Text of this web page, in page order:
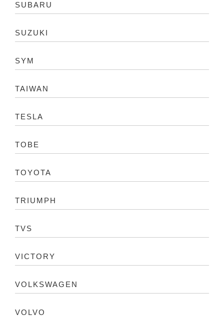
SUBARU
SUZUKI
SYM
TAIWAN
TESLA
TOBE
TOYOTA
TRIUMPH
TVS
VICTORY
VOLKSWAGEN
VOLVO